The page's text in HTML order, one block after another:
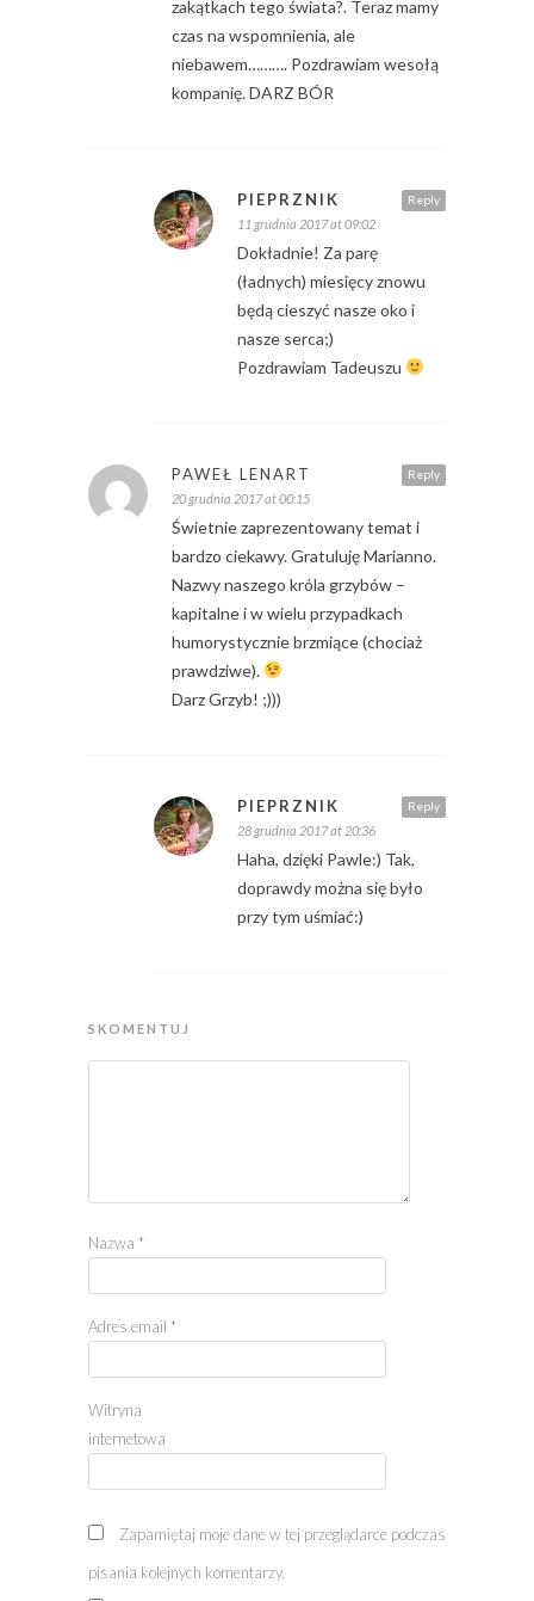
zakątkach tego świata?. Teraz mamy
czas na wspomnienia, ale
niebawem………. Pozdrawiam wesołą
kompanię. DARZ BÓR
Reply
PIEPRZNIK
11 grudnia 2017 at 09:02
Dokładnie! Za parę
(ładnych) miesięcy znowu
będą cieszyć nasze oko i
nasze serca;)
Pozdrawiam Tadeuszu
Reply
PAWEŁ LENART
20 grudnia 2017 at 00:15
Świetnie zaprezentowany temat i
bardzo ciekawy. Gratuluję Marianno.
Nazwy naszego króla grzybów –
kapitalne i w wielu przypadkach
humorystycznie brzmiące (chociaż
prawdziwe).
Darz Grzyb! ;)))
Reply
PIEPRZNIK
28 grudnia 2017 at 20:36
Haha, dzięki Pawle:) Tak,
doprawdy można się było
przy tym uśmiać:)
SKOMENTUJ
Nazwa *
Adres email *
Witryna
internetowa
Zapamiętaj moje dane w tej przeglądarce podczas
pisania kolejnych komentarzy.